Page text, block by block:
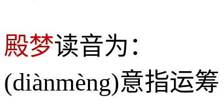
殿梦读音为：
(diànmèng)意指运筹